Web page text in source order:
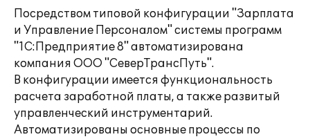
Посредством типовой конфигурации "Зарплата
и Управление Персоналом" системы программ
"1С:Предприятие 8" автоматизирована
компания ООО "СеверТрансПуть".
В конфигурации имеется функциональность
расчета заработной платы, а также развитый
управленческий инструментарий.
Автоматизированы основные процессы по